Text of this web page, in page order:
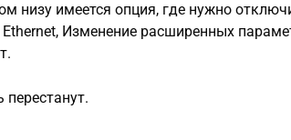
низу имеется опция, где нужно
Изменение расширенных